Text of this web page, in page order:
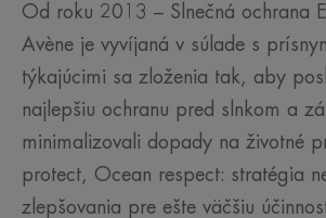
Od roku 2013 – Slnečná ochrana
Avène je vyvíjaná v súlade s
týkajúcimi sa zloženia tak, aby
najlepšiu ochranu pred slnkom a
minimalizovali dopady na životné
protect, Ocean respect: stratégia
zlepšovania pre ešte väčšiu